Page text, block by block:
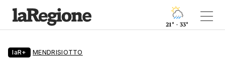
21° - 33°
laR+ MENDRISIOTTO